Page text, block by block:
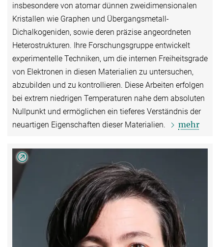
insbesondere von atomar dünnen zweidimensionalen
Kristallen wie Graphen und Übergangsmetall-
Dichalkogeniden, sowie deren präzise angeordneten
Heterostrukturen. Ihre Forschungsgruppe entwickelt
experimentelle Techniken, um die internen Freiheitsgrade
von Elektronen in diesen Materialien zu untersuchen,
abzubilden und zu kontrollieren. Diese Arbeiten erfolgen
bei extrem niedrigen Temperaturen nahe dem absoluten
Nullpunkt und ermöglichen ein tieferes Verständnis der
neuartigen Eigenschaften dieser Materialien.
mehr